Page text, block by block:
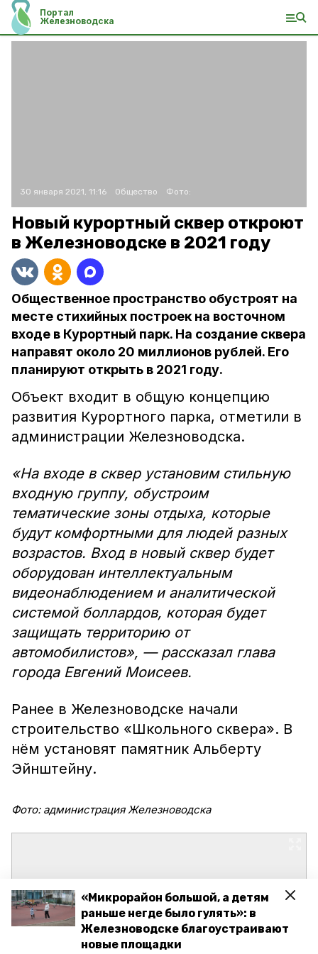
«Микрорайон большой, а детям
раньше негде было гулять»: в
Железноводске благоустраивают
новые площадки
Портал
Железноводска
30 января 2021, 11:16 Общество Фото:
Новый курортный сквер откроют
в Железноводске в 2021 году
Общественное пространство обустроят на
месте стихийных построек на восточном
входе в Курортный парк. На создание сквера
направят около 20 миллионов рублей. Его
планируют открыть в 2021 году.
Объект входит в общую концепцию
развития Курортного парка, отметили в
администрации Железноводска.
«На входе в сквер установим стильную
входную группу, обустроим
тематические зоны отдыха, которые
будут комфортными для людей разных
возрастов. Вход в новый сквер будет
оборудован интеллектуальным
видеонаблюдением и аналитической
системой боллардов, которая будет
защищать территорию от
автомобилистов», — рассказал глава
города Евгений Моисеев.
Ранее в Железноводске начали
строительство «Школьного сквера». В
нём установят памятник Альберту
Эйнштейну.
Фото: администрация Железноводска